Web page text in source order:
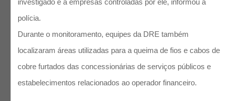
polícia.
Durante o monitoramento, equipes da DRE também
localizaram áreas utilizadas para a queima de fios e cabos de
cobre furtados das concessionárias de serviços públicos e
estabelecimentos relacionados ao operador financeiro.